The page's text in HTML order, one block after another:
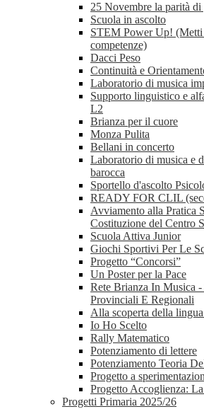
25 Novembre la parità di
Scuola in ascolto
STEM Power Up! (Metti
competenze)
Dacci Peso
Continuità e
Laboratorio di musica
Supporto linguistico e
L2
Brianza per il cuore
Monza Pulita
Bellani in concerto
Laboratorio di musica e
barocca
Sportello d'ascolto
READY FOR CLIL
Avviamento alla Pratica
Costituzione del Centro
Scuola Attiva Junior
Giochi Sportivi Per Le
Progetto “Concorsi”
Un Poster per la Pace
Rete Brianza In Musica
Provinciali E Regionali
Alla scoperta della
Io Ho Scelto
Rally Matematico
Potenziamento di lettere
Potenziamento Teoria
Progetto a
Progetto Accoglienza:
Progetti Primaria 2025/26